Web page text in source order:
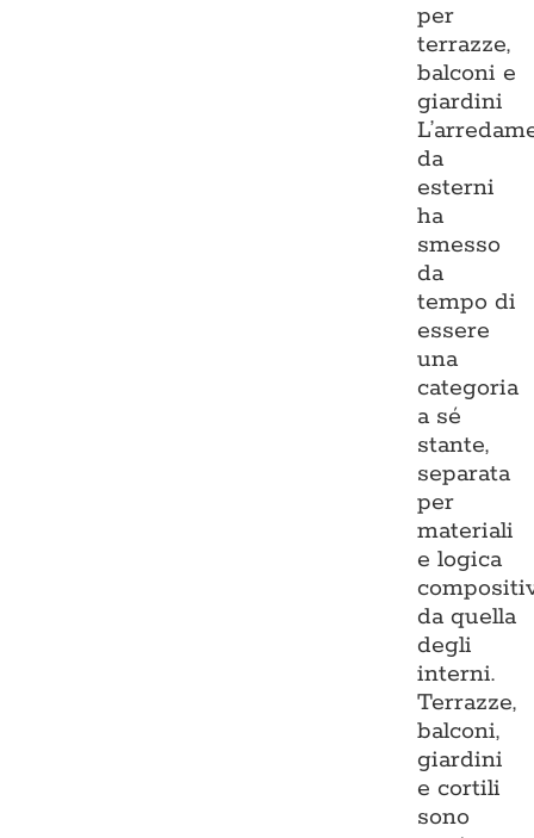
per
terrazze,
balconi e
giardini
da
esterni
ha
smesso
da
tempo di
essere
una
categoria
a sé
stante,
separata
per
materiali
e logica
da quella
degli
interni.
Terrazze,
balconi,
giardini
e cortili
sono